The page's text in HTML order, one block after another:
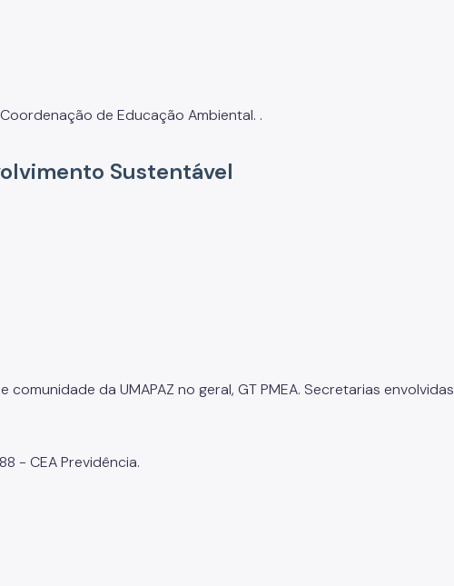
de Educação Ambiental. .
Sustentável
comunidade da UMAPAZ no geral, GT PMEA. Secretarias envolvidas
- CEA Previdência.